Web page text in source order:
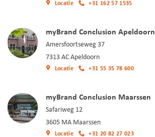
Locatie +31 162 57 1535
myBrand Conclusion Apeldoorn
Amersfoortseweg 37
7313 AC Apeldoorn
Locatie +31 55 35 78 600
myBrand Conclusion Maarssen
Safariweg 12
3605 MA Maarssen
Locatie +31 20 82 27 023